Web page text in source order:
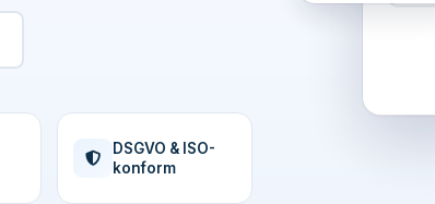
DSGVO & ISO-
konform